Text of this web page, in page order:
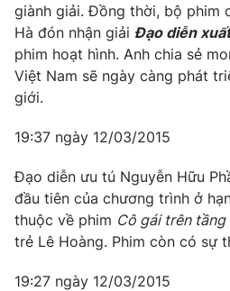
giành giải. Đồng thời, bộ phim
Hà đón nhận giải Đạo diễn
phim hoạt hình. Anh chia sẻ
Việt Nam sẽ ngày càng phát
giới.
19:37 ngày 12/03/2015
Đạo diễn ưu tú Nguyễn Hữu
đầu tiên của chương trình ở
thuộc về phim Cô gái trên
trẻ Lê Hoàng. Phim còn có sự
19:27 ngày 12/03/2015